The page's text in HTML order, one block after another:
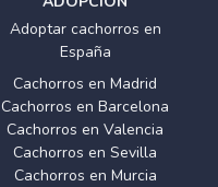
Adoptar cachorros en
España
Cachorros en Madrid
Cachorros en Barcelona
Cachorros en Valencia
Cachorros en Sevilla
Cachorros en Murcia